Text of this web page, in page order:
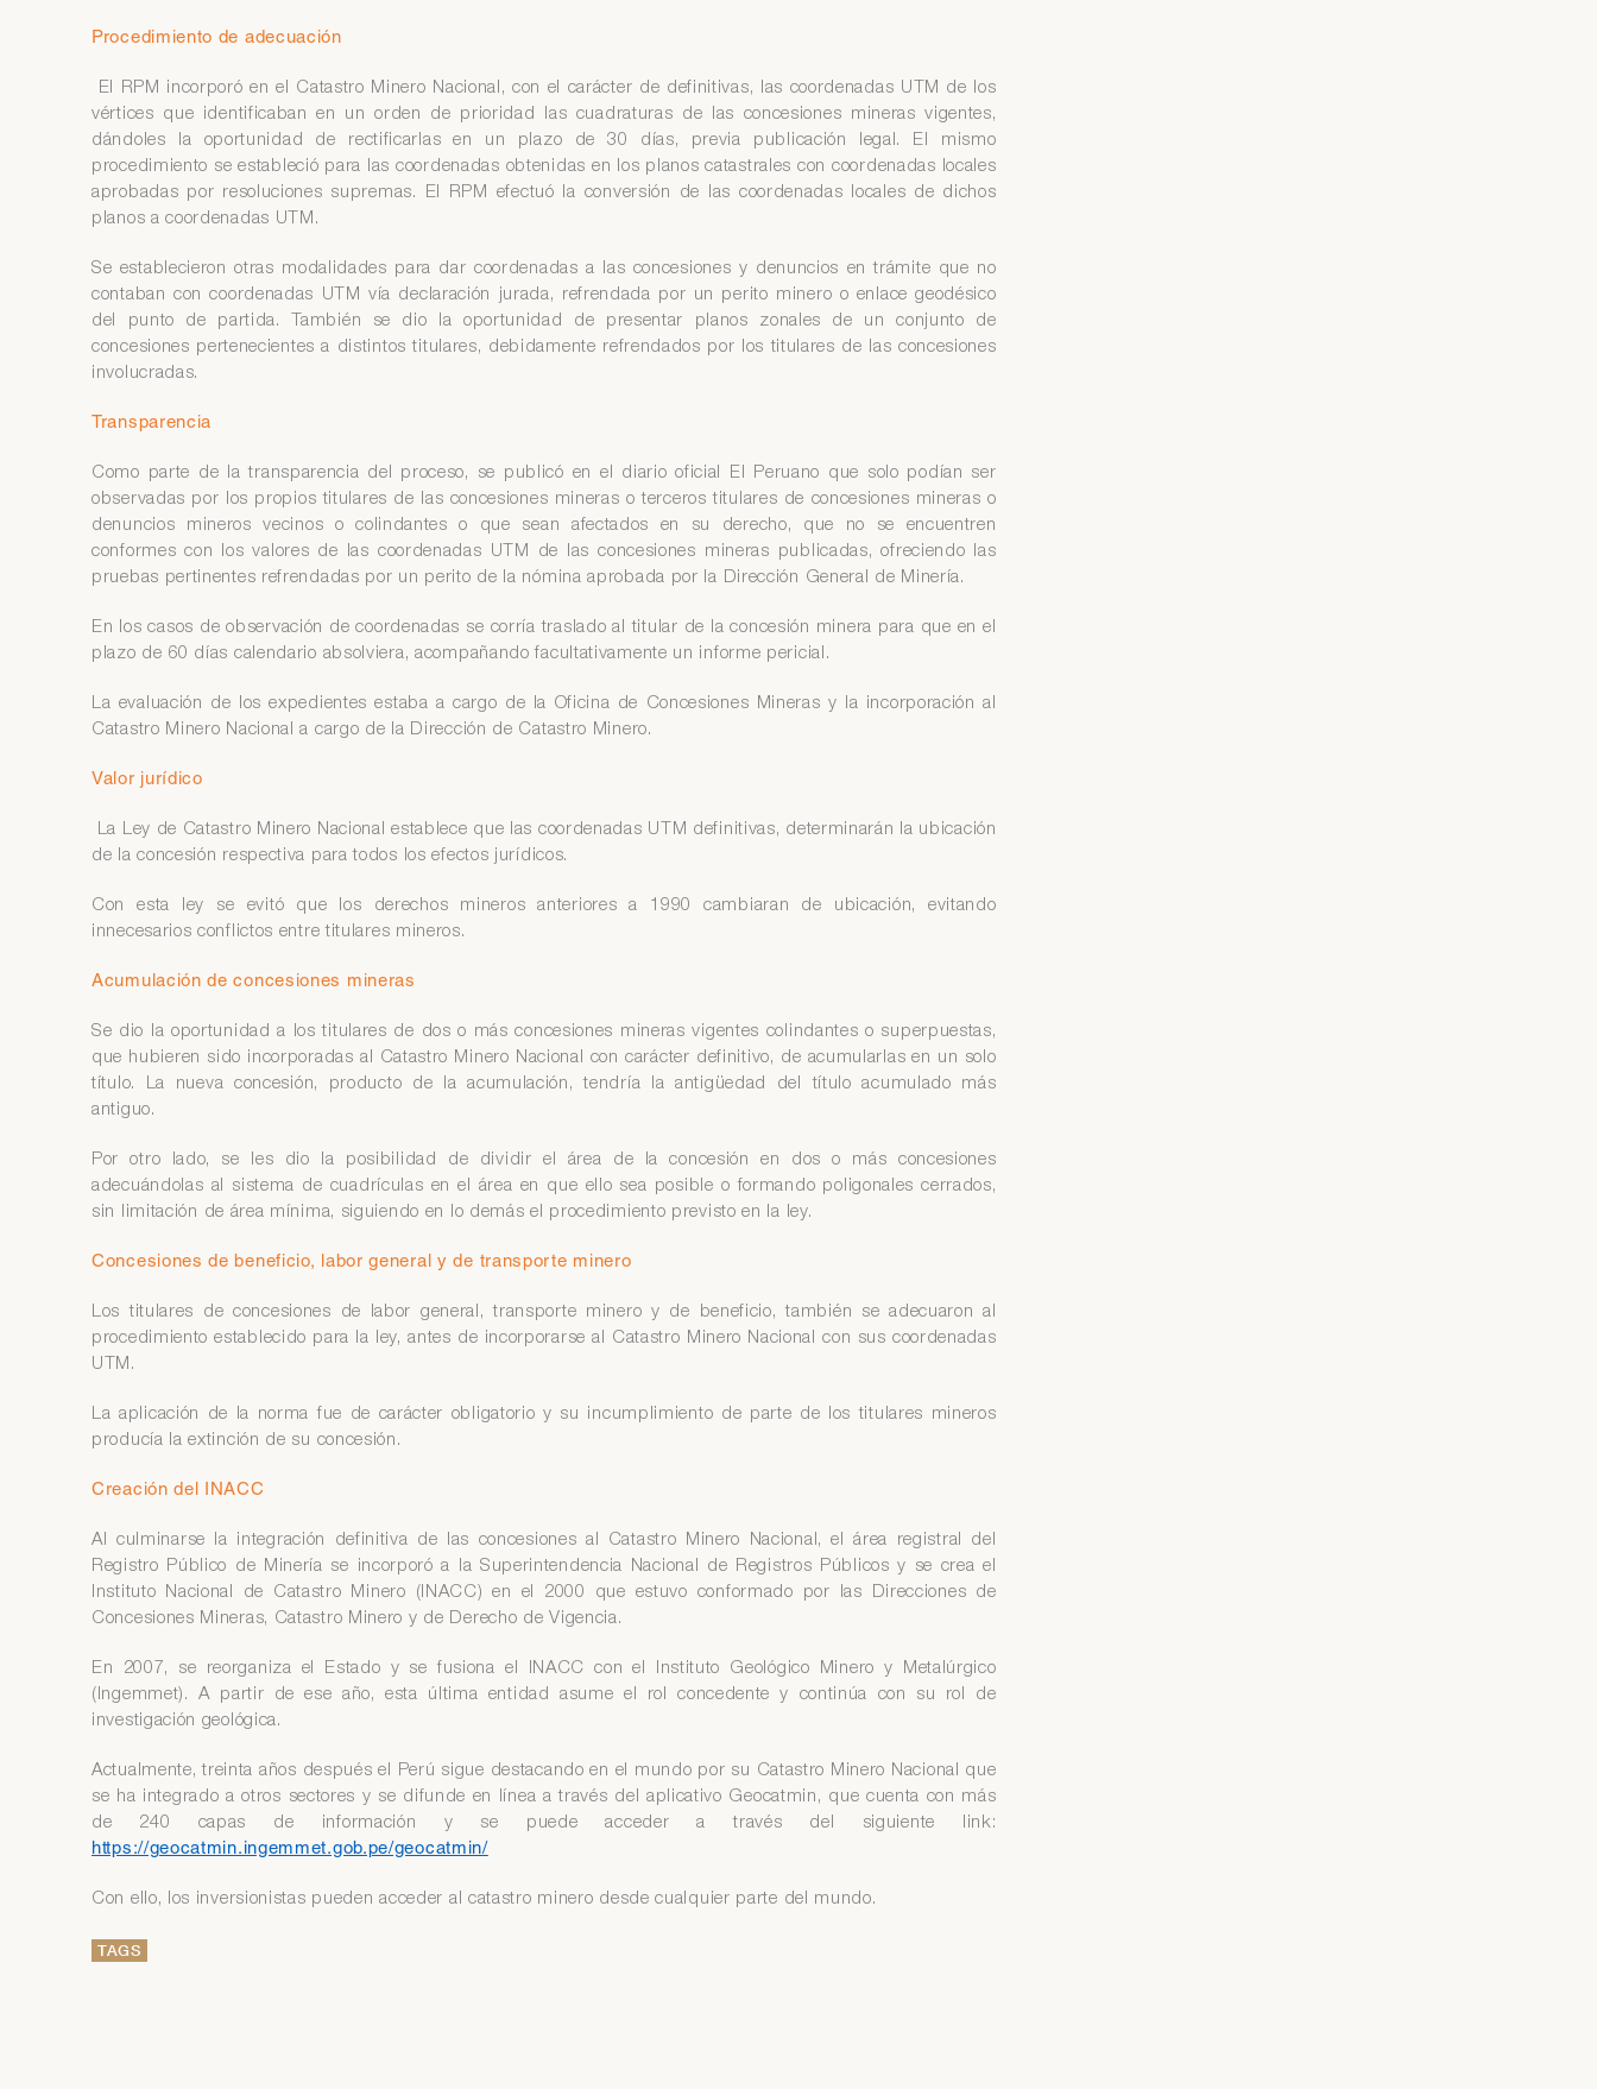
Procedimiento de adecuación
El RPM incorporó en el Catastro Minero Nacional, con el carácter de definitivas, las coordenadas UTM de los
vértices que identificaban en un orden de prioridad las cuadraturas de las concesiones mineras vigentes,
dándoles la oportunidad de rectificarlas en un plazo de 30 días, previa publicación legal. El mismo
procedimiento se estableció para las coordenadas obtenidas en los planos catastrales con coordenadas locales
aprobadas por resoluciones supremas. El RPM efectuó la conversión de las coordenadas locales de dichos
planos a coordenadas UTM.
Se establecieron otras modalidades para dar coordenadas a las concesiones y denuncios en trámite que no
contaban con coordenadas UTM vía declaración jurada, refrendada por un perito minero o enlace geodésico
del punto de partida. También se dio la oportunidad de presentar planos zonales de un conjunto de
concesiones pertenecientes a distintos titulares, debidamente refrendados por los titulares de las concesiones
involucradas.
Transparencia
Como parte de la transparencia del proceso, se publicó en el diario oficial El Peruano que solo podían ser
observadas por los propios titulares de las concesiones mineras o terceros titulares de concesiones mineras o
denuncios mineros vecinos o colindantes o que sean afectados en su derecho, que no se encuentren
conformes con los valores de las coordenadas UTM de las concesiones mineras publicadas, ofreciendo las
pruebas pertinentes refrendadas por un perito de la nómina aprobada por la Dirección General de Minería.
En los casos de observación de coordenadas se corría traslado al titular de la concesión minera para que en el
plazo de 60 días calendario absolviera, acompañando facultativamente un informe pericial.
La evaluación de los expedientes estaba a cargo de la Oficina de Concesiones Mineras y la incorporación al
Catastro Minero Nacional a cargo de la Dirección de Catastro Minero.
Valor jurídico
La Ley de Catastro Minero Nacional establece que las coordenadas UTM definitivas, determinarán la ubicación
de la concesión respectiva para todos los efectos jurídicos.
Con esta ley se evitó que los derechos mineros anteriores a 1990 cambiaran de ubicación, evitando
innecesarios conflictos entre titulares mineros.
Acumulación de concesiones mineras
Se dio la oportunidad a los titulares de dos o más concesiones mineras vigentes colindantes o superpuestas,
que hubieren sido incorporadas al Catastro Minero Nacional con carácter definitivo, de acumularlas en un solo
título. La nueva concesión, producto de la acumulación, tendría la antigüedad del título acumulado más
antiguo.
Por otro lado, se les dio la posibilidad de dividir el área de la concesión en dos o más concesiones
adecuándolas al sistema de cuadrículas en el área en que ello sea posible o formando poligonales cerrados,
sin limitación de área mínima, siguiendo en lo demás el procedimiento previsto en la ley.
Concesiones de beneficio, labor general y de transporte minero
Los titulares de concesiones de labor general, transporte minero y de beneficio, también se adecuaron al
procedimiento establecido para la ley, antes de incorporarse al Catastro Minero Nacional con sus coordenadas
UTM.
La aplicación de la norma fue de carácter obligatorio y su incumplimiento de parte de los titulares mineros
producía la extinción de su concesión.
Creación del INACC
Al culminarse la integración definitiva de las concesiones al Catastro Minero Nacional, el área registral del
Registro Público de Minería se incorporó a la Superintendencia Nacional de Registros Públicos y se crea el
Instituto Nacional de Catastro Minero (INACC) en el 2000 que estuvo conformado por las Direcciones de
Concesiones Mineras, Catastro Minero y de Derecho de Vigencia.
En 2007, se reorganiza el Estado y se fusiona el INACC con el Instituto Geológico Minero y Metalúrgico
(Ingemmet). A partir de ese año, esta última entidad asume el rol concedente y continúa con su rol de
investigación geológica.
Actualmente, treinta años después el Perú sigue destacando en el mundo por su Catastro Minero Nacional que
se ha integrado a otros sectores y se difunde en línea a través del aplicativo Geocatmin, que cuenta con más
de 240 capas de información y se puede acceder a través del siguiente link:
https://geocatmin.ingemmet.gob.pe/geocatmin/
Con ello, los inversionistas pueden acceder al catastro minero desde cualquier parte del mundo.
TAGS